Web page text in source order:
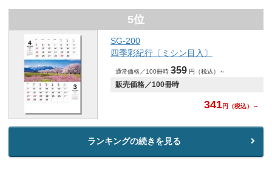
5位
SG-200
四季彩紀行〔ミシン目入〕
通常価格／100冊時 359 円（税込）～
販売価格／100冊時
341円 （税込）～
ランキングの続きを見る